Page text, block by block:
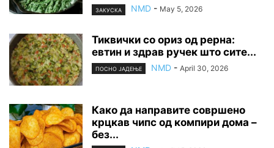
ЗАКУСКА NMD - May 5, 2026
Тиквички со ориз од рерна:
евтин и здрав ручек што сите...
ПОСНО ЈАДЕЊЕ NMD - April 30, 2026
Како да направите совршено
крцкав чипс од компири дома –
без...